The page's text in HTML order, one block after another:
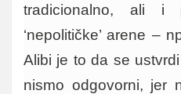
tradicionalno, ali i
‘nepolitičke’ arene –
Alibi je to da se
nismo odgovorni, jer